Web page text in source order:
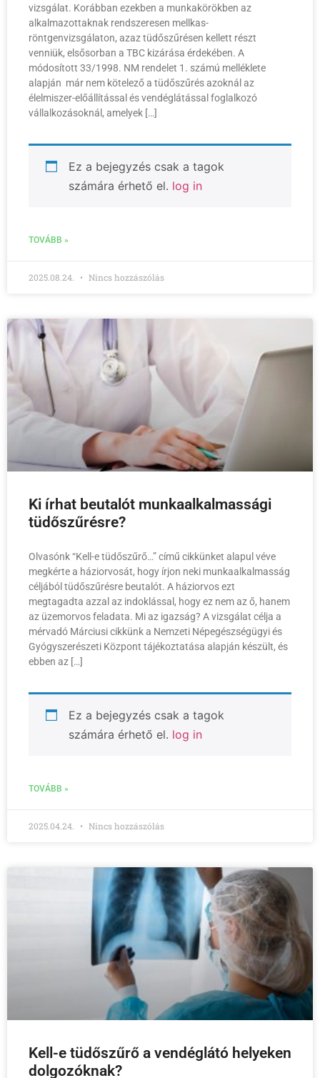
vizsgálat. Korábban ezekben a munkakörökben az
alkalmazottaknak rendszeresen mellkas-
röntgenvizsgálaton, azaz tüdőszűrésen kellett részt
venniük, elsősorban a TBC kizárása érdekében. A
módosított 33/1998. NM rendelet 1. számú melléklete
alapján már nem kötelező a tüdőszűrés azoknál az
élelmiszer-előállítással és vendéglátással foglalkozó
vállalkozásoknál, amelyek […]
Ez a bejegyzés csak a tagok
számára érhető el. log in
TOVÁBB »
2025.08.24. Nincs hozzászólás
Ki írhat beutalót munkaalkalmassági
tüdőszűrésre?
Olvasónk “Kell-e tüdőszűrő…” című cikkünket alapul véve
megkérte a háziorvosát, hogy írjon neki munkaalkalmasság
céljából tüdőszűrésre beutalót. A háziorvos ezt
megtagadta azzal az indoklással, hogy ez nem az ő, hanem
az üzemorvos feladata. Mi az igazság? A vizsgálat célja a
mérvadó Márciusi cikkünk a Nemzeti Népegészségügyi és
Gyógyszerészeti Központ tájékoztatása alapján készült, és
ebben az […]
Ez a bejegyzés csak a tagok
számára érhető el. log in
TOVÁBB »
2025.04.24. Nincs hozzászólás
Kell-e tüdőszűrő a vendéglátó helyeken
dolgozóknak?